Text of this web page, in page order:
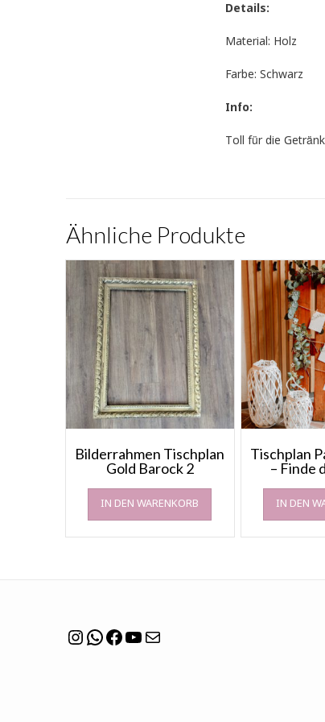
Details:
Material: Holz
Farbe: Schwarz
Info:
Toll für die
Ähnliche Produkte
Bilderrahmen Tischplan
Gold Barock 2
IN DEN WARENKORB
Tischplan
– Finde
IN DEN
Instagram
WhatsApp
Facebook
YouTube
Mail